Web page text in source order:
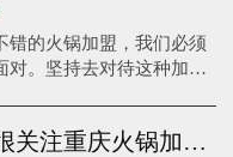
错的火锅加盟，我们必须
对。坚持去对待这种加盟
投资者很关注重庆火锅加盟的价格费用